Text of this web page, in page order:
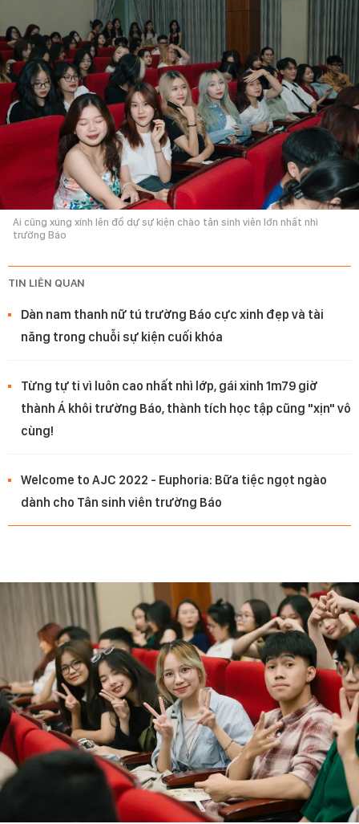
Ai cũng xúng xính lên đồ dự sự kiện chào tân sinh viên lớn nhất nhì
trường Báo
TIN LIÊN QUAN
Dàn nam thanh nữ tú trường Báo cực xinh đẹp và tài
năng trong chuỗi sự kiện cuối khóa
Từng tự ti vì luôn cao nhất nhì lớp, gái xinh 1m79 giờ
thành Á khôi trường Báo, thành tích học tập cũng "xịn" vô
cùng!
Welcome to AJC 2022 - Euphoria: Bữa tiệc ngọt ngào
dành cho Tân sinh viên trường Báo